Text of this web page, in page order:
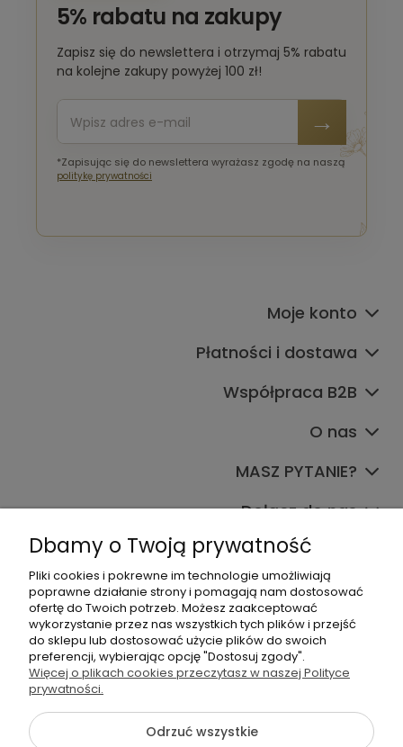
5% rabatu na zakupy
Zapisz się do newslettera i otrzymaj 5% rabatu
na kolejne zakupy powyżej 100 zł!
*Zapisując się do newslettera wyrażasz zgodę na naszą
politykę prywatności
Moje konto
Płatności i dostawa
Współpraca B2B
O nas
MASZ PYTANIE?
Dołącz do nas
+48 570 367 989
biuro.tadam@gmail.com
Dbamy o Twoją prywatność
Pliki cookies i pokrewne im technologie umożliwiają
poprawne działanie strony i pomagają nam dostosować
ofertę do Twoich potrzeb. Możesz zaakceptować
wykorzystanie przez nas wszystkich tych plików i przejść
do sklepu lub dostosować użycie plików do swoich
preferencji, wybierając opcję "Dostosuj zgody".
Więcej o plikach cookies przeczytasz w naszej Polityce
prywatności.
Odrzuć wszystkie